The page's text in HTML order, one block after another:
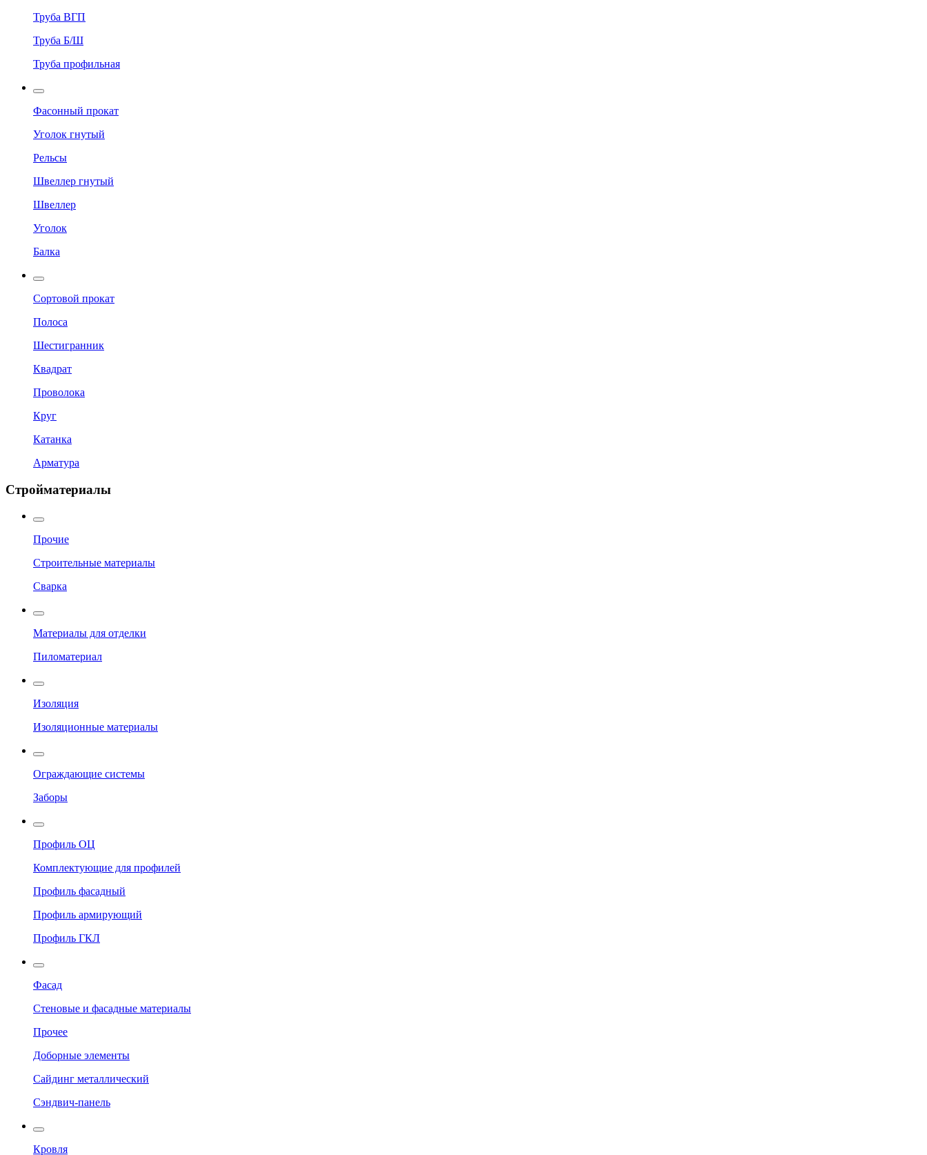
Труба ВГП
Труба Б/Ш
Труба профильная
Фасонный прокат
Уголок гнутый
Рельсы
Швеллер гнутый
Швеллер
Уголок
Балка
Сортовой прокат
Полоса
Шестигранник
Квадрат
Проволока
Круг
Катанка
Арматура
Стройматериалы
Прочие
Строительные материалы
Сварка
Материалы для отделки
Пиломатериал
Изоляция
Изоляционные материалы
Ограждающие системы
Заборы
Профиль ОЦ
Комплектующие для профилей
Профиль фасадный
Профиль армирующий
Профиль ГКЛ
Фасад
Стеновые и фасадные материалы
Прочее
Доборные элементы
Сайдинг металлический
Сэндвич-панель
Кровля